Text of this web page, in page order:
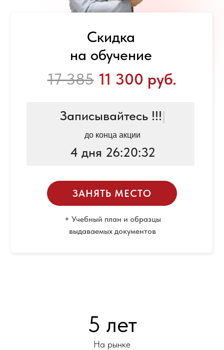
+ Учебный план и образцы
выдаваемых документов
11 300 руб.
17 385
ЗАНЯТЬ МЕСТО
Скидка
на обучение
Записывайтесь !!!|
4 дня 26:20:32
до конца акции
5 лет
На рынке